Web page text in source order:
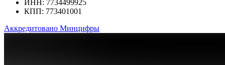
ИНН: 7734499925
КПП: 773401001
Аккредитовано Минцифры